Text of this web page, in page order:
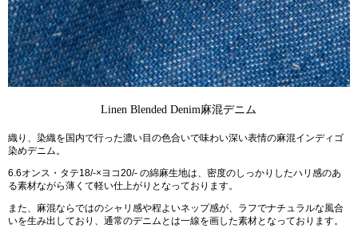
Linen Blended Denim麻混デニム
織り、染織を国内で行った濃い目の色合いで味わい深い表情の麻混インディゴ
染めデニム。
6.6オンス・タテ18/-×ヨコ20/- の綿麻生地は、密度のしっかりしたハリ感のあ
る素材ながら薄くて軽い仕上がりとなっております。
また、麻混ならではのシャリ感や程よいネップ感が、ラフでナチュラルな風合
いを生み出しており、通常のデニムとは一線を画した素材となっております。